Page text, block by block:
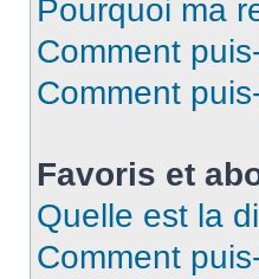
Pourquoi ma
Comment
Comment
Favoris et
Quelle est la
Comment